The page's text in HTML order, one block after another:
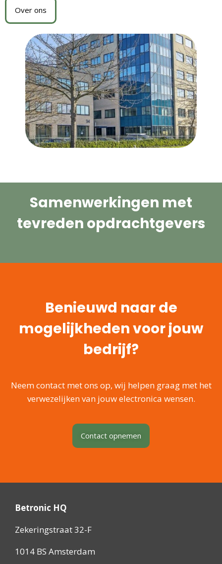
Over ons
Samenwerkingen met
tevreden opdrachtgevers
Benieuwd naar de
mogelijkheden voor jouw
bedrijf?
Neem contact met ons op, wij helpen graag met het
verwezelijken van jouw electronica wensen.
Contact opnemen
Betronic HQ
Zekeringstraat 32-F
1014 BS Amsterdam